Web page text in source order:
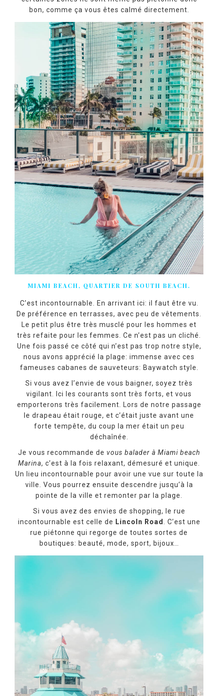
bon, comme ça vous êtes calmé directement.
MIAMI BEACH, QUARTIER DE SOUTH BEACH.
C’est incontournable. En arrivant ici: il faut être vu.
De préférence en terrasses, avec peu de vêtements.
Le petit plus être très musclé pour les hommes et
très refaite pour les femmes. Ce n’est pas un cliché.
Une fois passé ce côté qui n’est pas trop notre style,
nous avons apprécié la plage: immense avec ces
fameuses cabanes de sauveteurs: Baywatch style.
Si vous avez l’envie de vous baigner, soyez très
vigilant. Ici les courants sont très forts, et vous
emporterons très facilement. Lors de notre passage
le drapeau était rouge, et c’était juste avant une
forte tempête, du coup la mer était un peu
déchaînée.
Je vous recommande de vous balader à Miami beach
Marina, c’est à la fois relaxant, démesuré et unique.
Un lieu incontournable pour avoir une vue sur toute la
ville. Vous pourrez ensuite descendre jusqu’à la
pointe de la ville et remonter par la plage.
Si vous avez des envies de shopping, le rue
incontournable est celle de Lincoln Road . C’est une
rue piétonne qui regorge de toutes sortes de
boutiques: beauté, mode, sport, bijoux…